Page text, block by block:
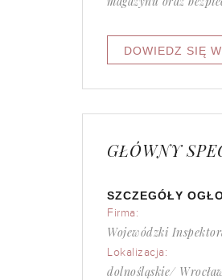
GŁÓWNY
SZCZEGÓŁY
Firma:
Wojewódzki
Lokalizacja:
dolnośląskie/